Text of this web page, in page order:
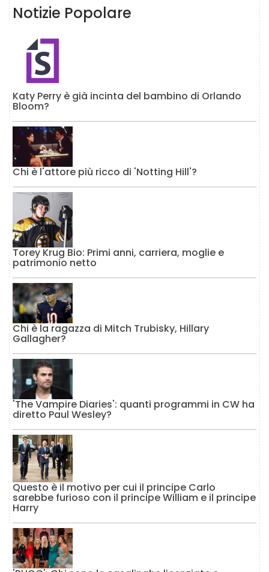
Notizie Popolare
Katy Perry è già incinta del bambino di Orlando
Bloom?
Chi è l'attore più ricco di 'Notting Hill'?
Torey Krug Bio: Primi anni, carriera, moglie e
patrimonio netto
Chi è la ragazza di Mitch Trubisky, Hillary
Gallagher?
'The Vampire Diaries': quanti programmi in CW ha
diretto Paul Wesley?
Questo è il motivo per cui il principe Carlo
sarebbe furioso con il principe William e il principe
Harry